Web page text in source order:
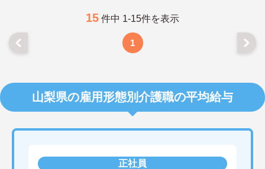
15 件中 1-15件を表示
1
山梨県の雇用形態別介護職の平均給与
正社員